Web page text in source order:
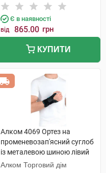
Є в наявності
від 865.00 грн
КУПИТИ
Алком 4069 Ортез на
променевозап'ясний суглоб
із металевою шиною лівий
універсальний 1 шт
Алком Торговий дім